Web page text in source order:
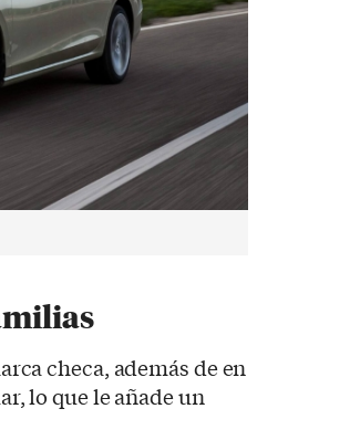
checa, además de en
lo que le añade un